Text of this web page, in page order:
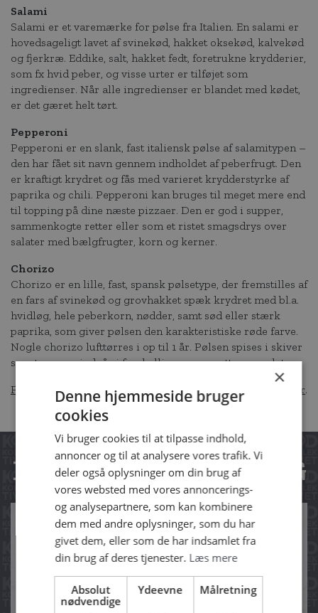
Salami
Salami er et varemærke for pølse fra Italien. En salami er
hovedsageligt lavet af svinekød, hakket oksekød, kalvekød
og fjerkræ. Eddike, salt, hakket fedt, foretrukne krydderier,
som fx hvid peber, og visse urter er tilføjet som
ingredienser. Når alle ingredienser er blandet med kødet,
er det gæret helt tørt.
Pepperoni
Pepperoni er en slank, fast italiensk pølse af salamitypen –
den har fået sit navn gennem indholdet af peberfrugt. Den
er kraftigt krydret og fås med varieret krydderstyrke af
paprika og chili. Pepperoni kan bruges til meget mere end
til topping på dine næste pizzaer. Den er god i supper,
sammenkogte retter eller som et ristet smagsdrys over
salater med bælgfrugter, korn og kerner.
Chorizo
Chorizo er en lille, fast, spansk pølsetype, der fremstilles af
en fars af svinekød og grovhakket spæk krydret med bl.a.
hvidløg, hele peberkorn, nødder, samt sød eller stærk
paprika, som giver pølsen den karakteristiske røde farve.
Nogle chorizo lufttørres i op til 1 år. Pølsen spises i skiver
som tapas og indgår i forskellige varme retter og salater.
Find inspiration i vores kantine-venlige opskrifter lige her.
RELATEREDE INDLÆG
×
Denne hjemmeside bruger
cookies
Vi bruger cookies til at tilpasse indhold,
annoncer og til at analysere vores trafik. Vi
deler også oplysninger om din brug af
vores websted med vores annoncerings-
og analysepartnere, som kan kombinere
dem med andre oplysninger, som du har
givet dem, eller som de har indsamlet fra
din brug af deres tjenester. Læs mere
Absolut
nødvendige
Ydeevne Målretning